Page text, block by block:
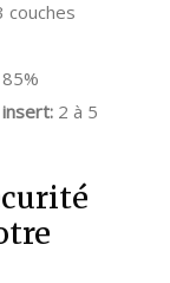
couches
2 à 5